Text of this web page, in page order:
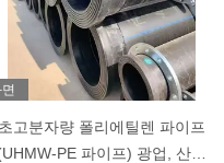
초고분자량 폴리에틸렌 파이프
PE 파이프) 광업, 산업